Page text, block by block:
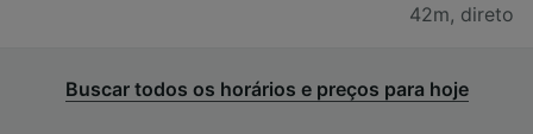
42m, direto
Buscar todos os horários e preços para hoje